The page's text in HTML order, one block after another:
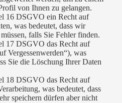
von Ihnen zu gelangen.
16 DSGVO ein Recht auf
was bedeutet, dass wir
falls Sie Fehler finden.
17 DSGVO das Recht auf
Vergessenwerden“), was
Sie die Löschung Ihrer Daten
18 DSGVO das Recht auf
was bedeutet, dass
speichern dürfen aber nicht